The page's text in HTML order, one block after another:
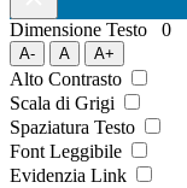
Dimensione Testo 0
A- A A+
Alto Contrasto
Scala di Grigi
Spaziatura Testo
Font Leggibile
Evidenzia Link